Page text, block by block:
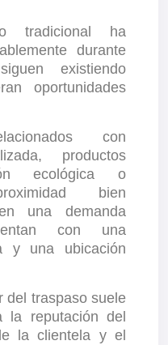
tradicional ha
durante
existiendo
oportunidades
con
productos
ecológica o
bien
una demanda
con una
y una ubicación
del traspaso suele
la reputación del
la clientela y el